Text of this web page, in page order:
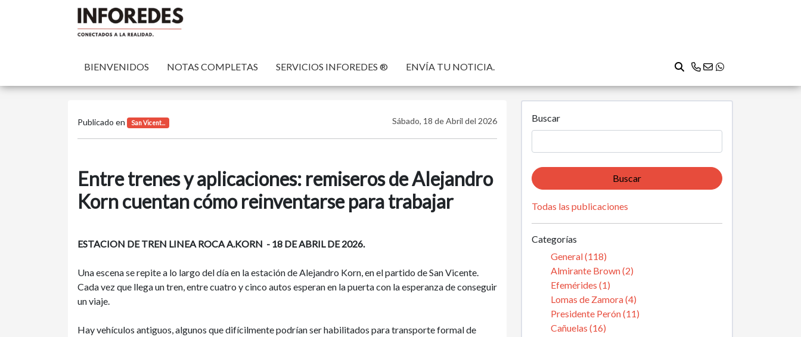
BIENVENIDOS NOTAS COMPLETAS SERVICIOS INFOREDES ® ENVÍA TU NOTICIA.
Publicado en San Vicent... Sábado, 18 de Abril del 2026
Entre trenes y aplicaciones: remiseros de Alejandro
Korn cuentan cómo reinventarse para trabajar
ESTACION DE TREN LINEA ROCA A.KORN - 18 DE ABRIL DE 2026.
Una escena se repite a lo largo del día en la estación de Alejandro Korn, en el partido de San Vicente.
Cada vez que llega un tren, entre cuatro y cinco autos esperan en la puerta con la esperanza de conseguir
un viaje.
Hay vehículos antiguos, algunos que difícilmente podrían ser habilitados para transporte formal de
Buscar
Buscar
Todas las publicaciones
Categorías
General (118)
Almirante Brown (2)
Efemérides (1)
Lomas de Zamora (4)
Presidente Perón (11)
Cañuelas (16)